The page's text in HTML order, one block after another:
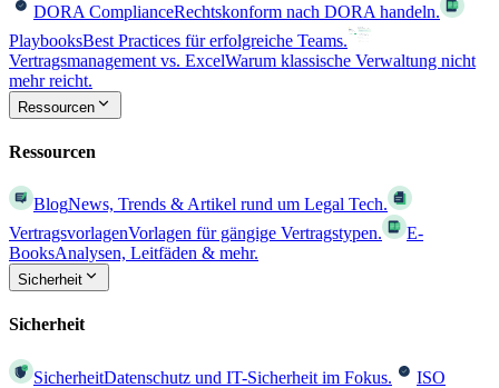
DORA ComplianceRechtskonform nach DORA handeln.
PlaybooksBest Practices für erfolgreiche Teams.
Vertragsmanagement vs. ExcelWarum klassische Verwaltung nicht
mehr reicht.
Ressourcen
Ressourcen
BlogNews, Trends & Artikel rund um Legal Tech.
VertragsvorlagenVorlagen für gängige Vertragstypen.
E-
BooksAnalysen, Leitfäden & mehr.
Sicherheit
Sicherheit
SicherheitDatenschutz und IT-Sicherheit im Fokus.
ISO